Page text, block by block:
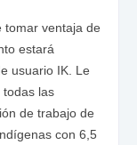
tomar ventaja de
estará
usuario IK. Le
todas las
de trabajo de
con 6,5